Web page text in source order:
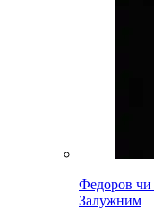
Федоров чи
Залужним